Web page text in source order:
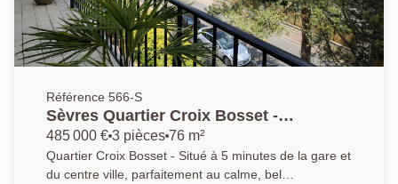
Référence 566-S
Sèvres Quartier Croix Bosset -
Appartement 3 pièces
485 000 € 3 pièces 76 m²
Quartier Croix Bosset - Situé à 5 minutes de la gare et
du centre ville, parfaitement au calme, bel